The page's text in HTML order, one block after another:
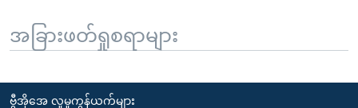
အခြားဖတ်ရှုစရာများ
ဗွီအိုအေ လူမှုကွန်ယက်များ